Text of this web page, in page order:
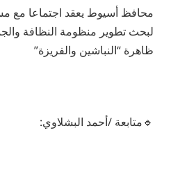
محافظ أسيوط يعقد اجتماعا مع
لبحث تطوير منظومة النظافة
ظاهرة “النباشين والفريزة”
🔹متابعة /أحمد البشلاوي: